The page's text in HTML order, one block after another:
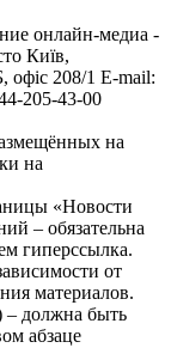
онлайн-медиа -
Київ,
208/1 E-mail:
205-43-00
на
на
«Новости
– обязательна
гиперссылка.
от
материалов.
– должна быть
абзаце